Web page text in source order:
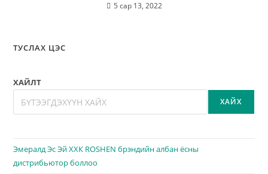
5 сар 13, 2022
ТУСЛАХ ЦЭС
ХАЙЛТ
ХАЙХ
Эмералд Эс Эй ХХК ROSHEN брэндийн албан ёсны
дистрибьютор боллоо